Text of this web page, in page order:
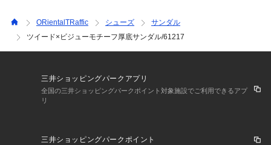
ORientalTRaffic シューズ
サンダル
ツイード×ビジューモチーフ厚底サンダル/61217
三井ショッピングパークアプリ
全国の三井ショッピングパークポイント対象施設でご利用できるアプ
リ
三井ショッピングパークポイント